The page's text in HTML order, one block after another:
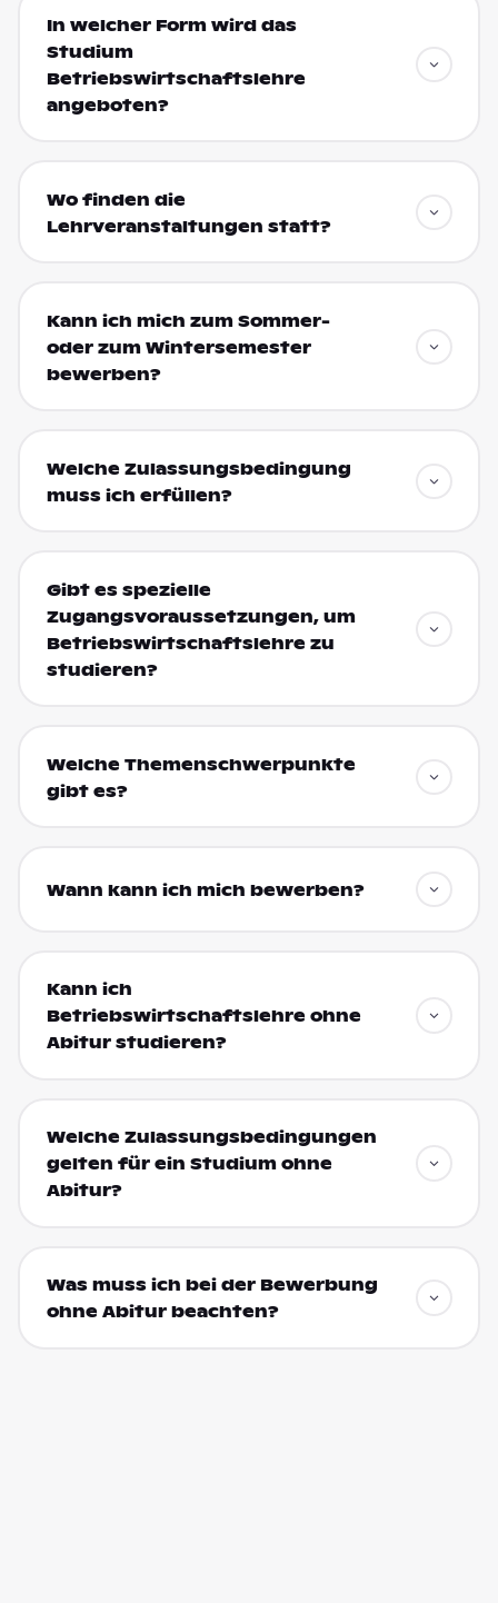
In welcher Form wird das
Studium
Betriebswirtschaftslehre
angeboten?
Wo finden die
Lehrveranstaltungen statt?
Kann ich mich zum Sommer-
oder zum Wintersemester
bewerben?
Welche Zulassungsbedingung
muss ich erfüllen?
Gibt es spezielle
Zugangsvoraussetzungen, um
Betriebswirtschaftslehre zu
studieren?
Welche Themenschwerpunkte
gibt es?
Wann kann ich mich bewerben?
Kann ich
Betriebswirtschaftslehre ohne
Abitur studieren?
Welche Zulassungsbedingungen
gelten für ein Studium ohne
Abitur?
Was muss ich bei der Bewerbung
ohne Abitur beachten?